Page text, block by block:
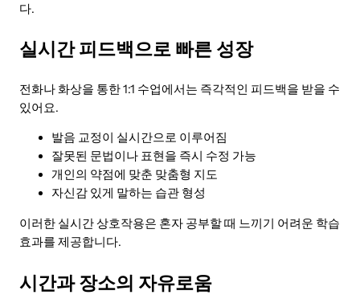
다.
실시간 피드백으로 빠른 성장
전화나 화상을 통한 1:1 수업에서는 즉각적인 피드백을 받을 수
있어요.
발음 교정이 실시간으로 이루어짐
잘못된 문법이나 표현을 즉시 수정 가능
개인의 약점에 맞춘 맞춤형 지도
자신감 있게 말하는 습관 형성
이러한 실시간 상호작용은 혼자 공부할 때 느끼기 어려운 학습
효과를 제공합니다.
시간과 장소의 자유로움